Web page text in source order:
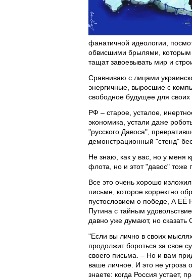
фанатичной идеологии,
обвисшими брылями, которым
тащат завоевывать мир и
Сравниваю с лицами
энергичные, выросшие с
свободное будущее для своих
РФ – старое, усталое,
экономика, устали даже
"русского Давоса",
демонстрационный "стенд"
Не знаю, как у вас, но у меня
флота, но и этот "давос"
Все это очень хорошо
письме, которое корректно
пустословием о победе, А ЕЁ
Путина с тайным
давно уже думают, но
"Если вы лично в своих
продолжит бороться за свое
своего письма. – Но и вам
ваше личное. И это не угроза
знаете: когда Россия устает,